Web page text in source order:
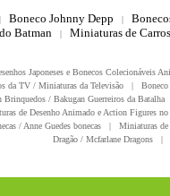
Boneco Johnny Depp |
Batman | Miniaturas de
Japoneses e Bonecos Colecionáveis
da TV / Miniaturas da Televisão |
Brinquedos / Bakugan Guerreiros da Batalha
de Desenho Animado e Action Figures
/ Anne Guedes bonecas |
Miniaturas
Dragão / Mcfarlane Dragons
|